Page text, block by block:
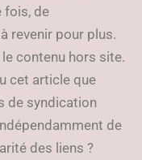
fois, de
revenir pour plus.
contenu hors site.
cet article que
de syndication
de
des liens ?